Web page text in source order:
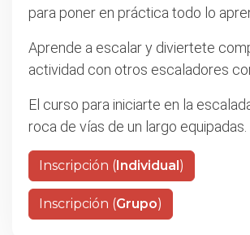
para poner en práctica todo lo
Aprende a escalar y diviertete
actividad con otros escaladores
El curso para iniciarte en la
roca de vías de un largo equipadas.
Inscripción (Individual)
Inscripción (Grupo)